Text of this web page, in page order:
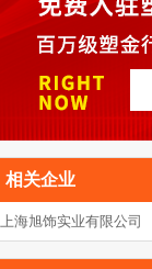
相关企业
上海旭饰实业有限公司